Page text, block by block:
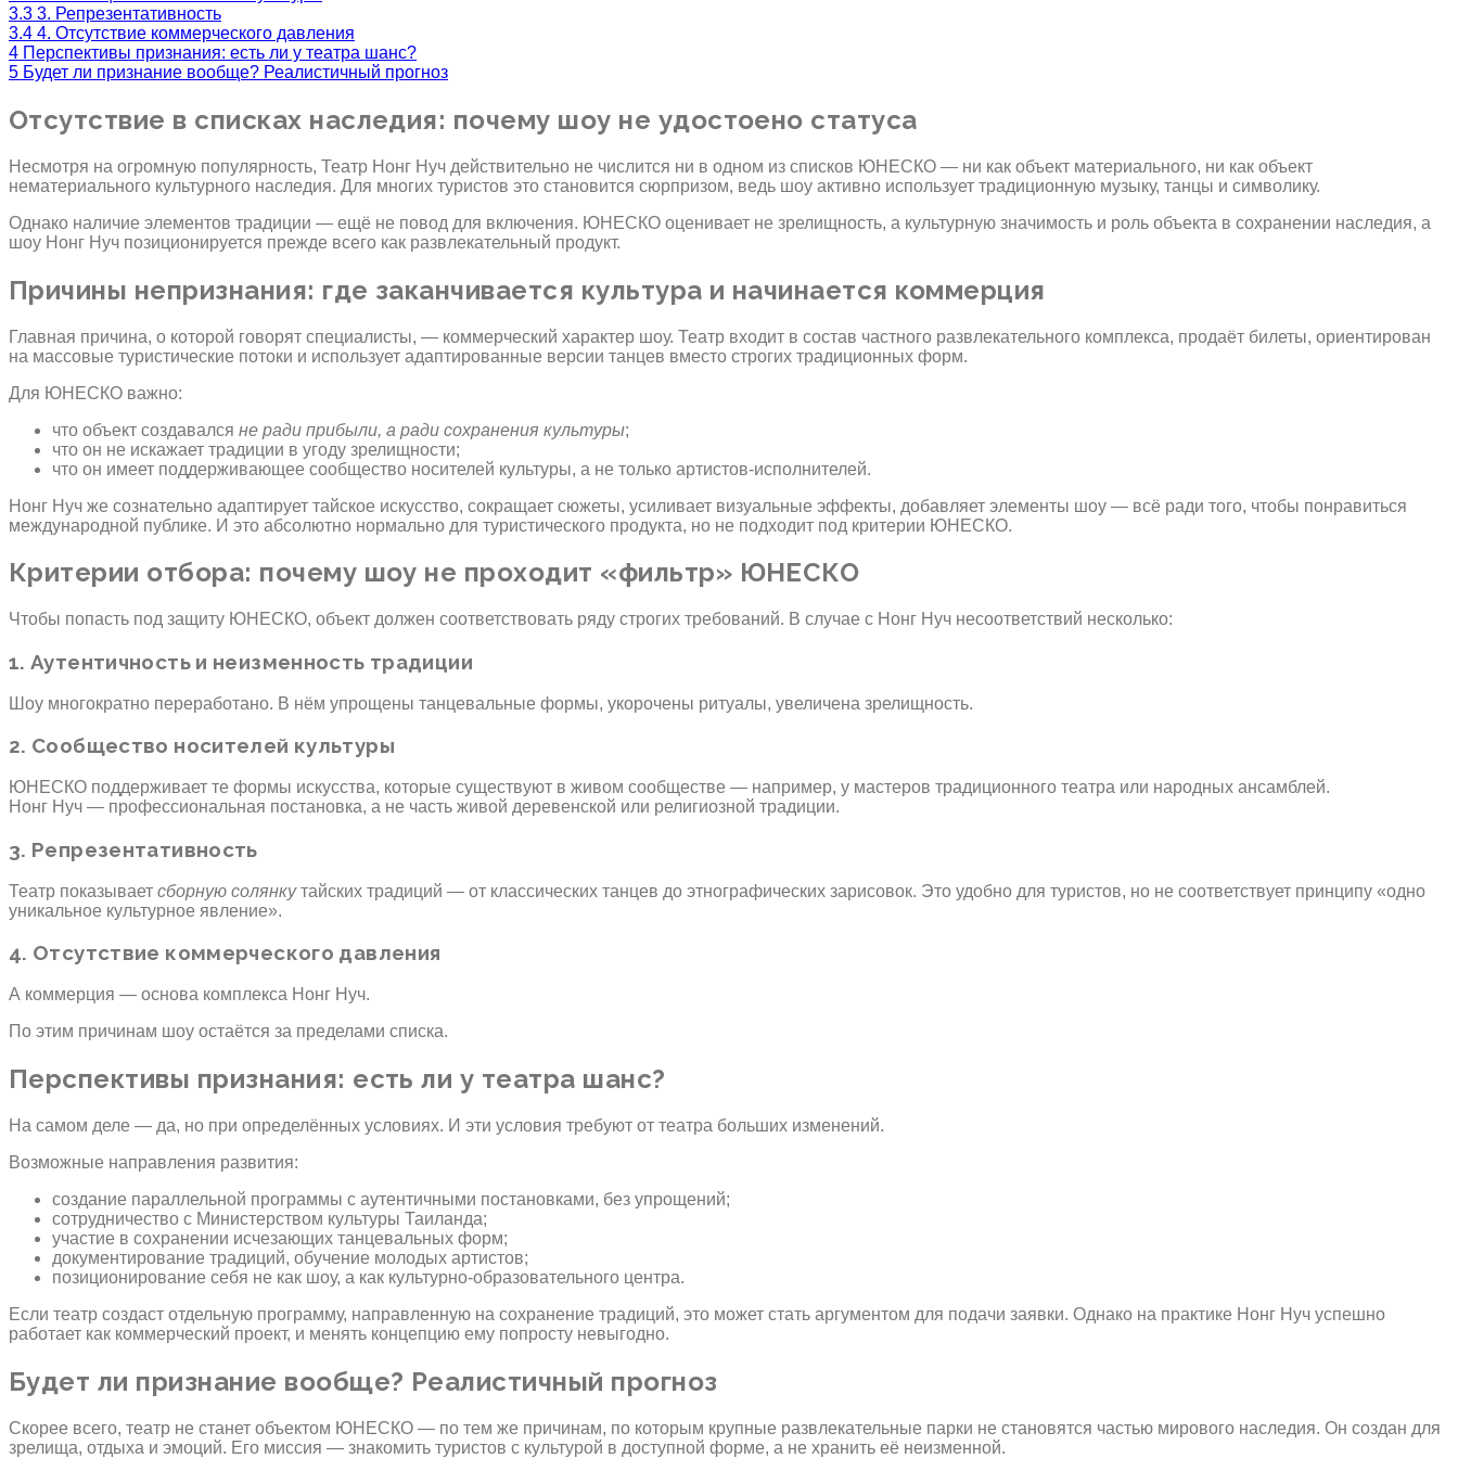
3.3 3. Репрезентативность
3.4 4. Отсутствие коммерческого давления
4 Перспективы признания: есть ли у театра шанс?
5 Будет ли признание вообще? Реалистичный прогноз
Отсутствие в списках наследия: почему шоу не удостоено статуса
Несмотря на огромную популярность, Театр Нонг Нуч действительно не числится ни в одном из списков ЮНЕСКО — ни как объект материального, ни как объект
нематериального культурного наследия. Для многих туристов это становится сюрпризом, ведь шоу активно использует традиционную музыку, танцы и символику.
Однако наличие элементов традиции — ещё не повод для включения. ЮНЕСКО оценивает не зрелищность, а культурную значимость и роль объекта в сохранении наследия, а
шоу Нонг Нуч позиционируется прежде всего как развлекательный продукт.
Причины непризнания: где заканчивается культура и начинается коммерция
Главная причина, о которой говорят специалисты, — коммерческий характер шоу. Театр входит в состав частного развлекательного комплекса, продаёт билеты, ориентирован
на массовые туристические потоки и использует адаптированные версии танцев вместо строгих традиционных форм.
Для ЮНЕСКО важно:
что объект создавался не ради прибыли, а ради сохранения культуры;
что он не искажает традиции в угоду зрелищности;
что он имеет поддерживающее сообщество носителей культуры, а не только артистов-исполнителей.
Нонг Нуч же сознательно адаптирует тайское искусство, сокращает сюжеты, усиливает визуальные эффекты, добавляет элементы шоу — всё ради того, чтобы понравиться
международной публике. И это абсолютно нормально для туристического продукта, но не подходит под критерии ЮНЕСКО.
Критерии отбора: почему шоу не проходит «фильтр» ЮНЕСКО
Чтобы попасть под защиту ЮНЕСКО, объект должен соответствовать ряду строгих требований. В случае с Нонг Нуч несоответствий несколько:
1. Аутентичность и неизменность традиции
Шоу многократно переработано. В нём упрощены танцевальные формы, укорочены ритуалы, увеличена зрелищность.
2. Сообщество носителей культуры
ЮНЕСКО поддерживает те формы искусства, которые существуют в живом сообществе — например, у мастеров традиционного театра или народных ансамблей.
Нонг Нуч — профессиональная постановка, а не часть живой деревенской или религиозной традиции.
3. Репрезентативность
Театр показывает сборную солянкутайских традиций — от классических танцев до этнографических зарисовок. Это удобно для туристов, но не соответствует принципу «одно
уникальное культурное явление».
4. Отсутствие коммерческого давления
А коммерция — основа комплекса Нонг Нуч.
По этим причинам шоу остаётся за пределами списка.
Перспективы признания: есть ли у театра шанс?
На самом деле — да, но при определённых условиях. И эти условия требуют от театра больших изменений.
Возможные направления развития:
создание параллельной программы с аутентичными постановками, без упрощений;
сотрудничество с Министерством культуры Таиланда;
участие в сохранении исчезающих танцевальных форм;
документирование традиций, обучение молодых артистов;
позиционирование себя не как шоу, а как культурно-образовательного центра.
Если театр создаст отдельную программу, направленную на сохранение традиций, это может стать аргументом для подачи заявки. Однако на практике Нонг Нуч успешно
работает как коммерческий проект, и менять концепцию ему попросту невыгодно.
Будет ли признание вообще? Реалистичный прогноз
Скорее всего, театр не станет объектом ЮНЕСКО — по тем же причинам, по которым крупные развлекательные парки не становятся частью мирового наследия. Он создан для
зрелища, отдыха и эмоций. Его миссия — знакомить туристов с культурой в доступной форме, а не хранить её неизменной.